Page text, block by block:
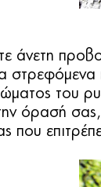
άνετη
στρεφόμενα
του
όρασή
που